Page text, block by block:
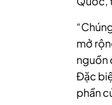
mở
nguồn
Đặc
phần